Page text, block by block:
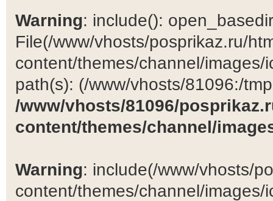
Warning: include():
File(/www/vhosts/posprikaz.ru/
content/themes/channel/
path(s): (/www/vhosts/81096:/
/www/vhosts/81096/
content/themes/channel/
Warning: include(/www/vhosts/
content/themes/channel/